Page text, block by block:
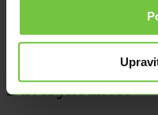
, často
společnosti je i funkční
začátečníkům může mnohdy
Důvěryhodnost